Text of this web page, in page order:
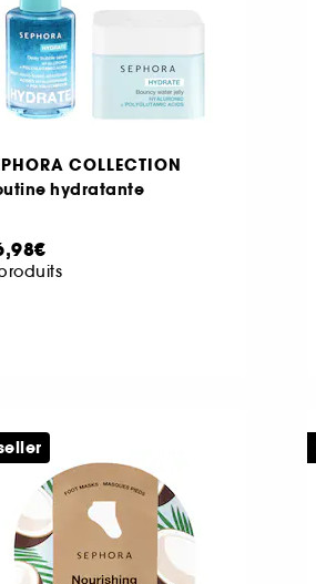
COLLECTION
hydratante